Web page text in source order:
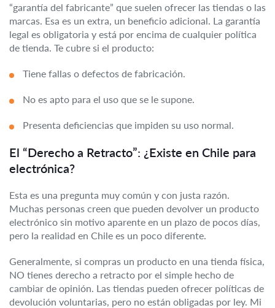
“garantía del fabricante” que suelen ofrecer las tiendas o las
marcas. Esa es un extra, un beneficio adicional. La garantía
legal es obligatoria y está por encima de cualquier política
de tienda. Te cubre si el producto:
Tiene fallas o defectos de fabricación.
No es apto para el uso que se le supone.
Presenta deficiencias que impiden su uso normal.
El “Derecho a Retracto”: ¿Existe en Chile para
electrónica?
Esta es una pregunta muy común y con justa razón.
Muchas personas creen que pueden devolver un producto
electrónico sin motivo aparente en un plazo de pocos días,
pero la realidad en Chile es un poco diferente.
Generalmente, si compras un producto en una tienda física,
NO tienes derecho a retracto por el simple hecho de
cambiar de opinión. Las tiendas pueden ofrecer políticas de
devolución voluntarias, pero no están obligadas por ley. Mi